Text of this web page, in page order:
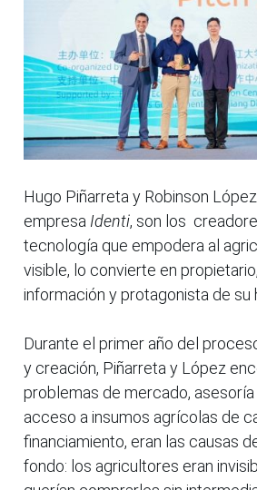
Hugo Piñarreta y Robinson
empresa Identi, son los
tecnología que empodera al
visible, lo convierte en
información y protagonista de su
Durante el primer año del
y creación, Piñarreta y López
problemas de mercado,
acceso a insumos agrícolas de
financiamiento, eran las causas
fondo: los agricultores eran